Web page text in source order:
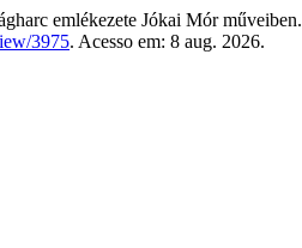
emlékezete Jókai Mór műveiben.
3975. Acesso em: 8 aug. 2026.